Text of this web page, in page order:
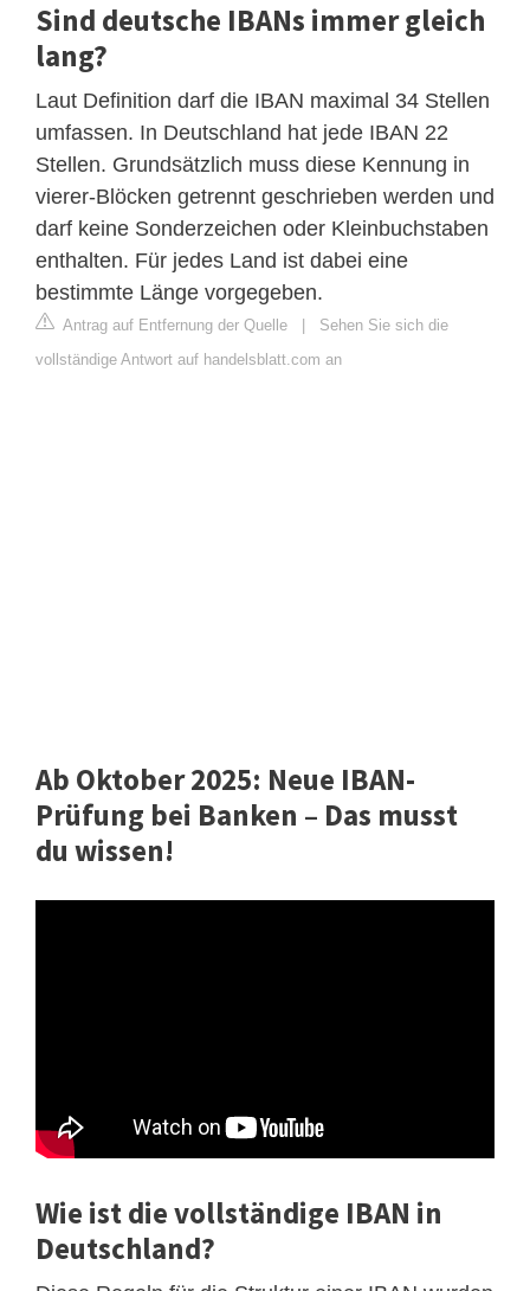
Sind deutsche IBANs immer gleich
lang?
Laut Definition darf die IBAN maximal 34 Stellen
umfassen. In Deutschland hat jede IBAN 22
Stellen. Grundsätzlich muss diese Kennung in
vierer-Blöcken getrennt geschrieben werden und
darf keine Sonderzeichen oder Kleinbuchstaben
enthalten. Für jedes Land ist dabei eine
bestimmte Länge vorgegeben.
Antrag auf Entfernung der Quelle
Sehen Sie sich die
vollständige Antwort auf handelsblatt.com an
Ab Oktober 2025: Neue IBAN-
Prüfung bei Banken – Das musst
du wissen!
Wie ist die vollständige IBAN in
Deutschland?